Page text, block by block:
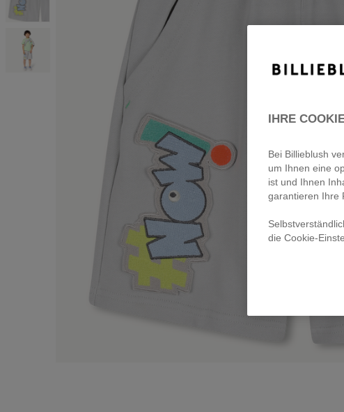
IHRE
Bei Billieblush
um Ihnen eine
ist und Ihnen
garantieren Ihre
die Cookie-